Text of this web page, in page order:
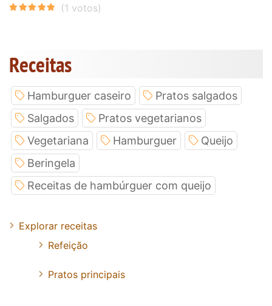
Receitas
Hamburguer caseiro
Pratos salgados
Salgados
Pratos vegetarianos
Vegetariana
Hamburguer
Queijo
Beringela
Receitas de hambúrguer com queijo
Explorar receitas
Refeição
Pratos principais